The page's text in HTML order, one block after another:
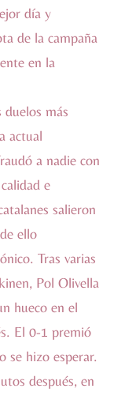
día y
de la campaña
en la
más
actual
a nadie con
e
salieron
ello
Tras varias
Pol Olivella
hueco en el
El 0-1 premió
se hizo esperar.
después, en